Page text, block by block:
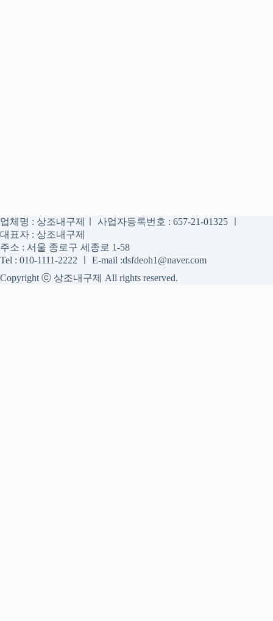
업체명 : 상조내구제ㅣ 사업자등록번호 : 657-21-01325 ㅣ
대표자 : 상조내구제
주소 : 서울 종로구 세종로 1-58
Tel : 010-1111-2222 ㅣ E-mail :dsfdeoh1@naver.com
Copyright ⓒ 상조내구제 All rights reserved.